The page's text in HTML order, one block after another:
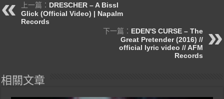
上一篇： DRESCHER – A Bissl
Glick (Official Video) | Napalm
Records
下一篇： EDEN'S CURSE – The
Great Pretender (2016) //
official lyric video // AFM
Records
相關文章